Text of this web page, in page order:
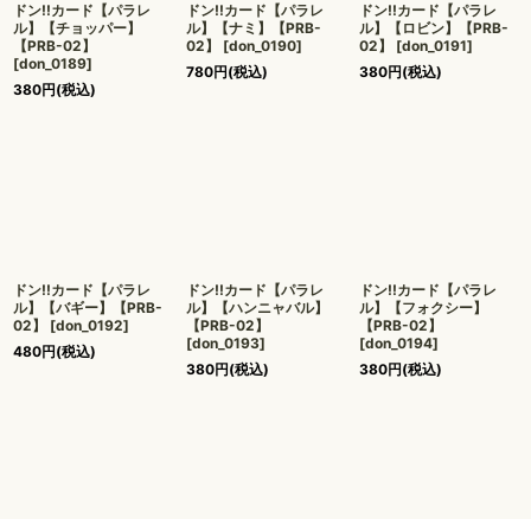
ドン!!カード【パラレ
ル】【チョッパー】
【PRB-02】
[don_0189]
380円(税込)
ドン!!カード【パラレ
ル】【ナミ】【PRB-
02】
[don_0190]
780円(税込)
ドン!!カード【パラレ
ル】【ロビン】【PRB-
02】
[don_0191]
380円(税込)
ドン!!カード【パラレ
ル】【バギー】【PRB-
02】
[don_0192]
480円(税込)
ドン!!カード【パラレ
ル】【ハンニャバル】
【PRB-02】
[don_0193]
380円(税込)
ドン!!カード【パラレ
ル】【フォクシー】
【PRB-02】
[don_0194]
380円(税込)